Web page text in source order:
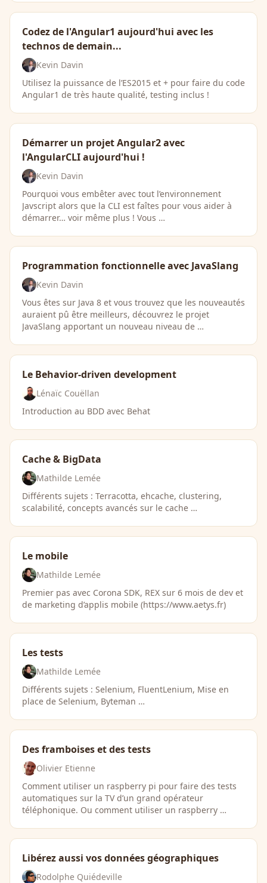
Codez de l'Angular1 aujourd'hui avec les
technos de demain...
Kevin Davin
Utilisez la puissance de l’ES2015 et + pour faire du code
Angular1 de très haute qualité, testing inclus !
Démarrer un projet Angular2 avec
l'AngularCLI aujourd'hui !
Kevin Davin
Pourquoi vous embêter avec tout l’environnement
Javscript alors que la CLI est faîtes pour vous aider à
démarrer… voir même plus ! Vous …
Programmation fonctionnelle avec JavaSlang
Kevin Davin
Vous êtes sur Java 8 et vous trouvez que les nouveautés
auraient pû être meilleurs, découvrez le projet
JavaSlang apportant un nouveau niveau de …
Le Behavior-driven development
Lénaïc Couëllan
Introduction au BDD avec Behat
Cache & BigData
Mathilde Lemée
Différents sujets : Terracotta, ehcache, clustering,
scalabilité, concepts avancés sur le cache …
Le mobile
Mathilde Lemée
Premier pas avec Corona SDK, REX sur 6 mois de dev et
de marketing d’applis mobile (https://www.aetys.fr)
Les tests
Mathilde Lemée
Différents sujets : Selenium, FluentLenium, Mise en
place de Selenium, Byteman …
Des framboises et des tests
Olivier Etienne
Comment utiliser un raspberry pi pour faire des tests
automatiques sur la TV d’un grand opérateur
téléphonique. Ou comment utiliser un raspberry …
Libérez aussi vos données géographiques
Rodolphe Quiédeville